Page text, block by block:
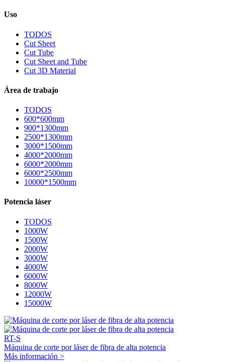
Uso
TODOS
Cut Sheet
Cut Tube
Cut Sheet and Tube
Cut 3D Material
Área de trabajo
TODOS
600*600mm
900*1300mm
2500*1300mm
3000*1500mm
4000*2000mm
6000*2000mm
6000*2500mm
10000*1500mm
Potencia láser
TODOS
1000W
1500W
2000W
3000W
4000W
6000W
8000W
12000W
15000W
RT-S
Máquina de corte por láser de fibra de alta potencia
Más información >